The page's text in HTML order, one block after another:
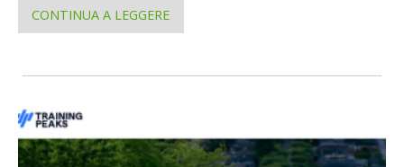
CONTINUA A LEGGERE